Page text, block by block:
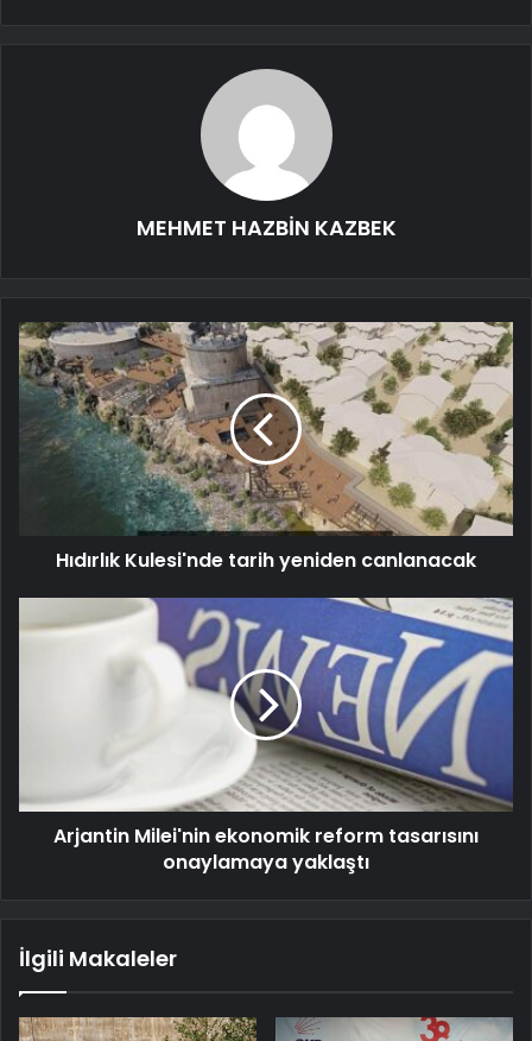
MEHMET HAZBİN KAZBEK
Hıdırlık Kulesi'nde tarih yeniden canlanacak
Arjantin Milei'nin ekonomik reform tasarısını
onaylamaya yaklaştı
İlgili Makaleler